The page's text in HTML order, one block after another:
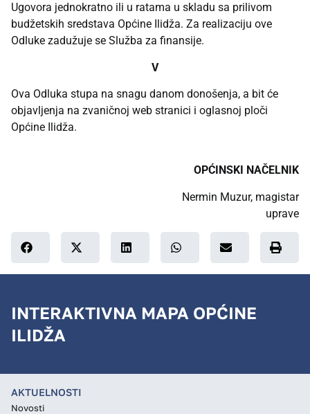
Ugovora jednokratno ili u ratama u skladu sa prilivom
budžetskih sredstava Općine Ilidža. Za realizaciju ove
Odluke zadužuje se Služba za finansije.
V
Ova Odluka stupa na snagu danom donošenja, a bit će
objavljenja na zvaničnoj web stranici i oglasnoj ploči
Općine Ilidža.
OPĆINSKI NAČELNIK
Nermin Muzur, magistar
uprave
INTERAKTIVNA MAPA OPĆINE
ILIDŽA
AKTUELNOSTI
Novosti